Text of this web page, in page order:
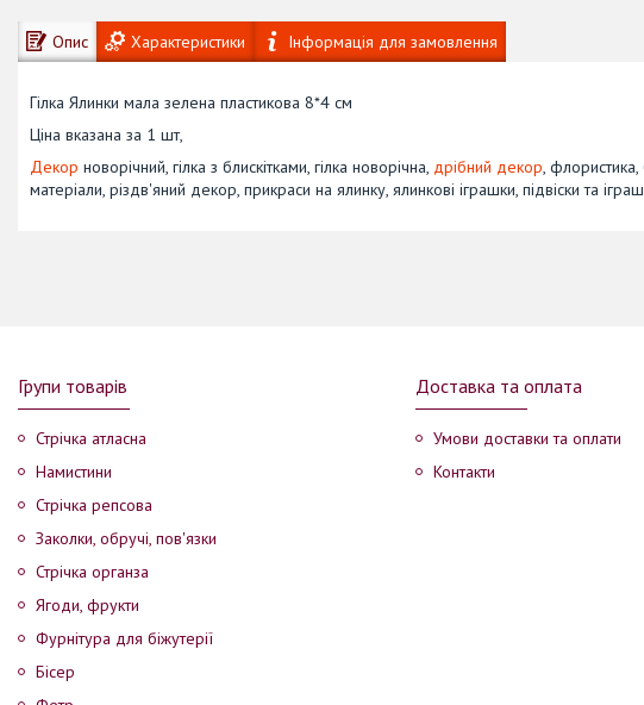
Опис Характеристики Інформація для замовлення
Гілка Ялинки мала зелена пластикова 8*4 см
Ціна вказана за 1 шт,
Декор новорічний, гілка з блискітками, гілка новорічна, дрібний декор, флористика,
матеріали, різдв'яний декор, прикраси на ялинку, ялинкові іграшки, підвіски та
Групи товарів
Стрічка атласна
Намистини
Стрічка репсова
Заколки, обручі, пов'язки
Стрічка органза
Ягоди, фрукти
Фурнітура для біжутерії
Бісер
Доставка та оплата
Умови доставки та оплати
Контакти